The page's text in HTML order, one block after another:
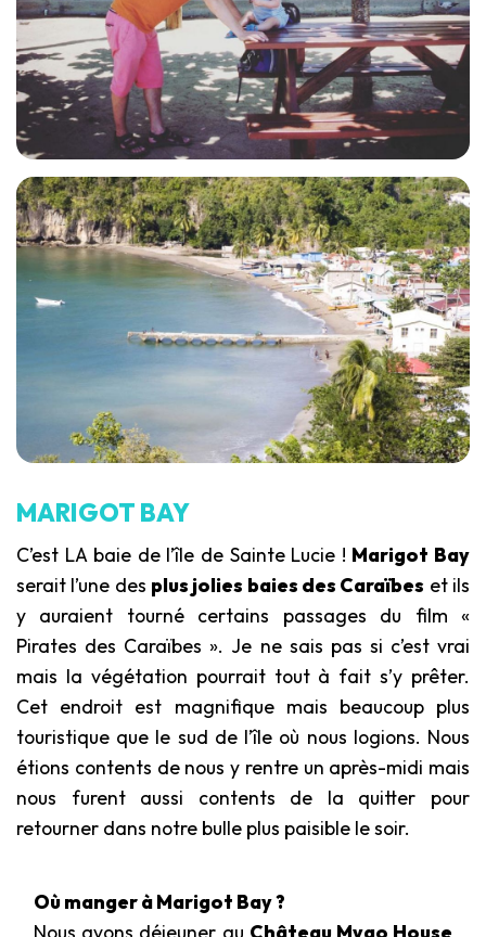
MARIGOT BAY
C’est LA baie de l’île de Sainte Lucie ! Marigot Bay
serait l’une des plus jolies baies des Caraïbes et ils
y auraient tourné certains passages du film «
Pirates des Caraïbes ». Je ne sais pas si c’est vrai
mais la végétation pourrait tout à fait s’y prêter.
Cet endroit est magnifique mais beaucoup plus
touristique que le sud de l’île où nous logions. Nous
étions contents de nous y rentre un après-midi mais
nous furent aussi contents de la quitter pour
retourner dans notre bulle plus paisible le soir.
Où manger à Marigot Bay ?